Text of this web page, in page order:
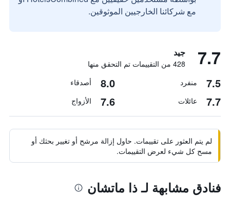
مع شركائنا الخارجيين الموثوقين.
7.7 جيد
428 من التقييمات تم التحقق منها
7.5 منفرد 8.0 أصدقاء
7.7 عائلات 7.6 الأزواج
لم يتم العثور على تقييمات. حاول إزالة مرشح أو تغيير بحثك أو
مسح كل شيء لعرض التقييمات.
فنادق مشابهة لـ ذا ماتشان